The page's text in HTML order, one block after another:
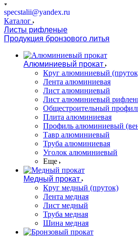
specstalii@yandex.ru
Каталог
Листы рифленые
Продукция бронзового литья
Алюминиевый прокат
Круг алюминиевый
Лента алюминиевая
Лист алюминиевый
Лист алюминиевый
Общестроительный
Плита алюминиевая
Профиль алюминиевый
Тавр алюминиевый
Труба алюминиевая
Уголок алюминиевый
Еще
Медный прокат
Круг медный (пруток)
Лента медная
Лист медный
Труба медная
Шина медная